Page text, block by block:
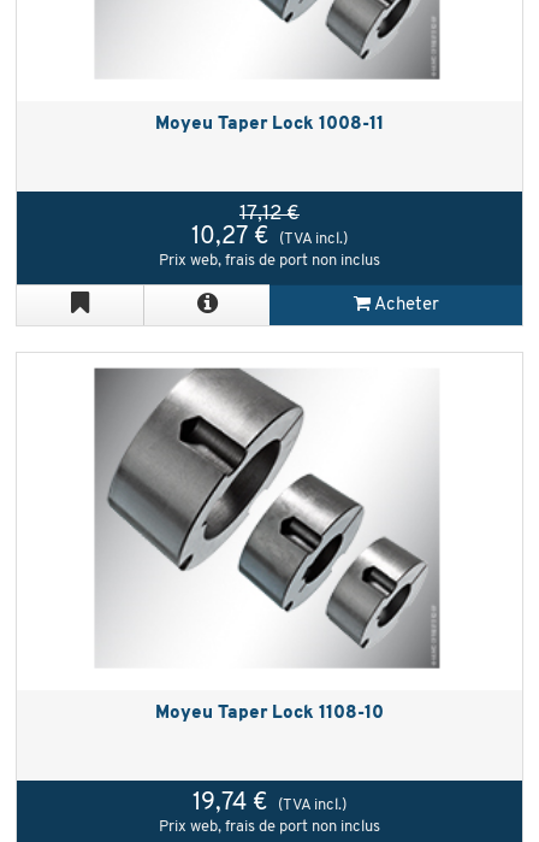
Moyeu Taper Lock 1008-11
17,12 €
10,27 €
(TVA incl.)
Prix web, frais de port non inclus
Acheter
Moyeu Taper Lock 1108-10
19,74 €
(TVA incl.)
Prix web, frais de port non inclus